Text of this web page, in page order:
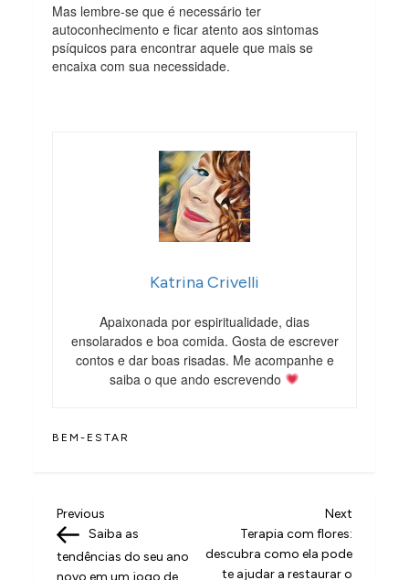
Mas lembre-se que é necessário ter
autoconhecimento e ficar atento aos sintomas
psíquicos para encontrar aquele que mais se
encaixa com sua necessidade.
Katrina Crivelli
Apaixonada por espiritualidade, dias
ensolarados e boa comida. Gosta de escrever
contos e dar boas risadas. Me acompanhe e
saiba o que ando escrevendo
BEM-ESTAR
N
a
Previous
Post
Previous
Saiba as
tendências do seu ano
novo em um jogo de
Next
Post
Next
Terapia com flores:
descubra como ela pode
te ajudar a restaurar o